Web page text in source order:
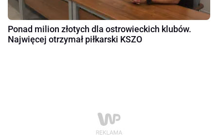
Ponad milion złotych dla ostrowieckich klubów.
Najwięcej otrzymał piłkarski KSZO